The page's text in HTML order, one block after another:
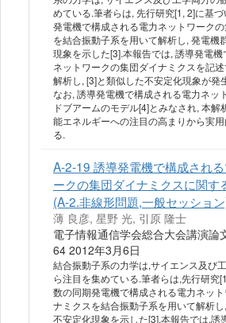
めている.筆者らは, 先行研究[1, 2]に基
発電機で構成される電力ネットワーク
を結合振動子系を用いて解析し, 発電機
現象を示した[3].本報告では, 誘導発電
ネットワークの集団ダイナミクスを記
解析し, [3]と類似した不安定化現象が発
なお, 誘導発電機で構成される電力ネッ
ドブアームのモデル[4]とみなされ, 本解
能エネルギーへの注目の高まりから実
る.
A-2-19 誘導発電機で構成され
ークの集団ダイナミクスに関す
(A-2.非線形問題,一般セッショ
薄 良彦, 星野 光, 引原 隆士
電子情報通信学会総合大会講演論
64 2012年3月6日
結合振動子系の力学は,サイエンス及び
ら注目を集めている.筆者らは,先行研究
数の同期発電機で構成される電力ネッ
ナミクスを結合振動子系を用いて解析
不安定化現象を示した[3].本報告では,誘